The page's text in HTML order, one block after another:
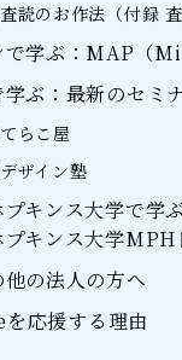
読のお作法（付録
で学ぶ：MAP（
ぶ：最新のセミ
らこ屋
ザイン塾
キンス大学で学ぶ
プキンス大学MPH
の法人の方へ
応援する理由